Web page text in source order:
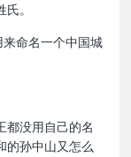
。
来命名一个中国城
都没用自己的名
的孙中山又怎么